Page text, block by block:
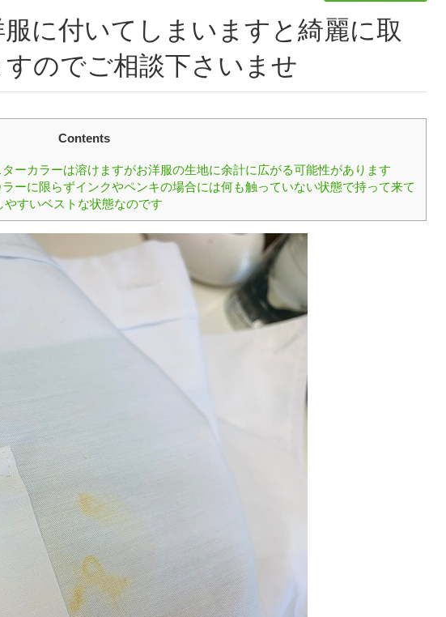
のでご相談下さいませ
Contents
ーカラーは溶けますがお洋服の生地に余計に広がる可能性があります
ーに限らずインクやペンキの場合には何も触っていない状態で持って来て
すいベストな状態なのです